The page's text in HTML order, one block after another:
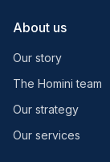
About us
Our story
The Homini team
Our strategy
Our services